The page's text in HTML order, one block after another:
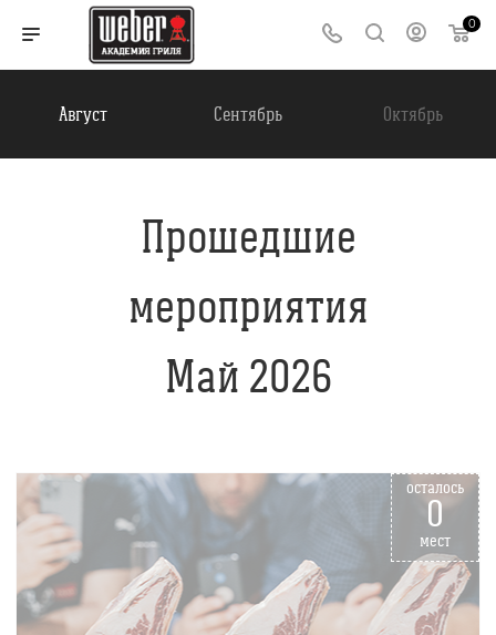
0
Август Сентябрь Октябрь
Прошедшие
мероприятия
Май 2026
осталось
0
мест